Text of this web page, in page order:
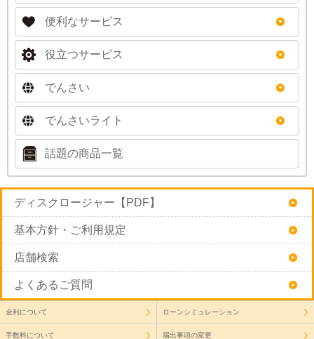
便利なサービス
役立つサービス
でんさい
でんさいライト
話題の商品一覧
ディスクロージャー【PDF】
基本方針・ご利用規定
店舗検索
よくあるご質問
金利について ローンシミュレーション
手数料について 届出事項の変更